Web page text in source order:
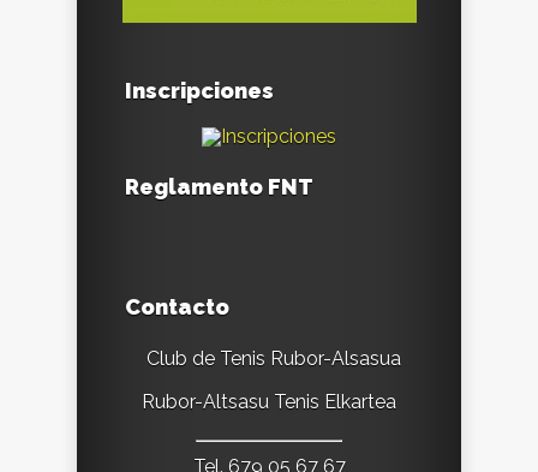
Inscripciones
Reglamento FNT
Contacto
Club de Tenis Rubor-Alsasua
Rubor-Altsasu Tenis Elkartea
Tel. 679 05 67 67